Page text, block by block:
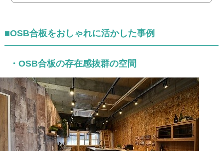
■OSB合板をおしゃれに活かした事例
・OSB合板の存在感抜群の空間